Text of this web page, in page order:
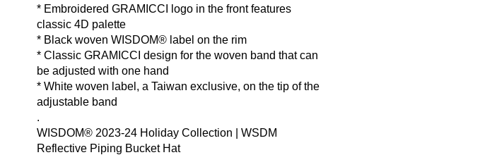
* Embroidered GRAMICCI logo in the front features
classic 4D palette
* Black woven WISDOM® label on the rim
* Classic GRAMICCI design for the woven band that can
be adjusted with one hand
* White woven label, a Taiwan exclusive, on the tip of the
adjustable band
.
WISDOM® 2023-24 Holiday Collection | WSDM
Reflective Piping Bucket Hat